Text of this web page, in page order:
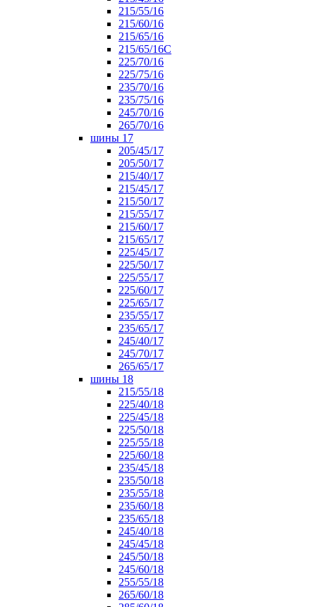
215/55/16
215/60/16
215/65/16
215/65/16С
225/70/16
225/75/16
235/70/16
235/75/16
245/70/16
265/70/16
шины 17
205/45/17
205/50/17
215/40/17
215/45/17
215/50/17
215/55/17
215/60/17
215/65/17
225/45/17
225/50/17
225/55/17
225/60/17
225/65/17
235/55/17
235/65/17
245/40/17
245/70/17
265/65/17
шины 18
215/55/18
225/40/18
225/45/18
225/50/18
225/55/18
225/60/18
235/45/18
235/50/18
235/55/18
235/60/18
235/65/18
245/40/18
245/45/18
245/50/18
245/60/18
255/55/18
265/60/18